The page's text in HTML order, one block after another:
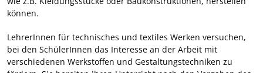
können.
LehrerInnen für technisches und textiles Werken versuchen,
bei den SchülerInnen das Interesse an der Arbeit mit
verschiedenen Werkstoffen und Gestaltungstechniken zu